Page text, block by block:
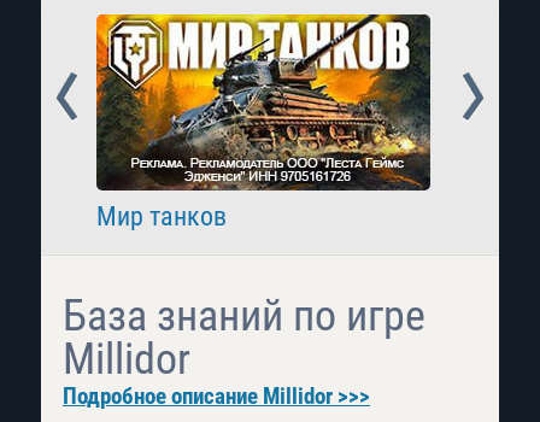
Мир танков
Prev
База знаний по игре
Millidor
Подробное описание Millidor >>>